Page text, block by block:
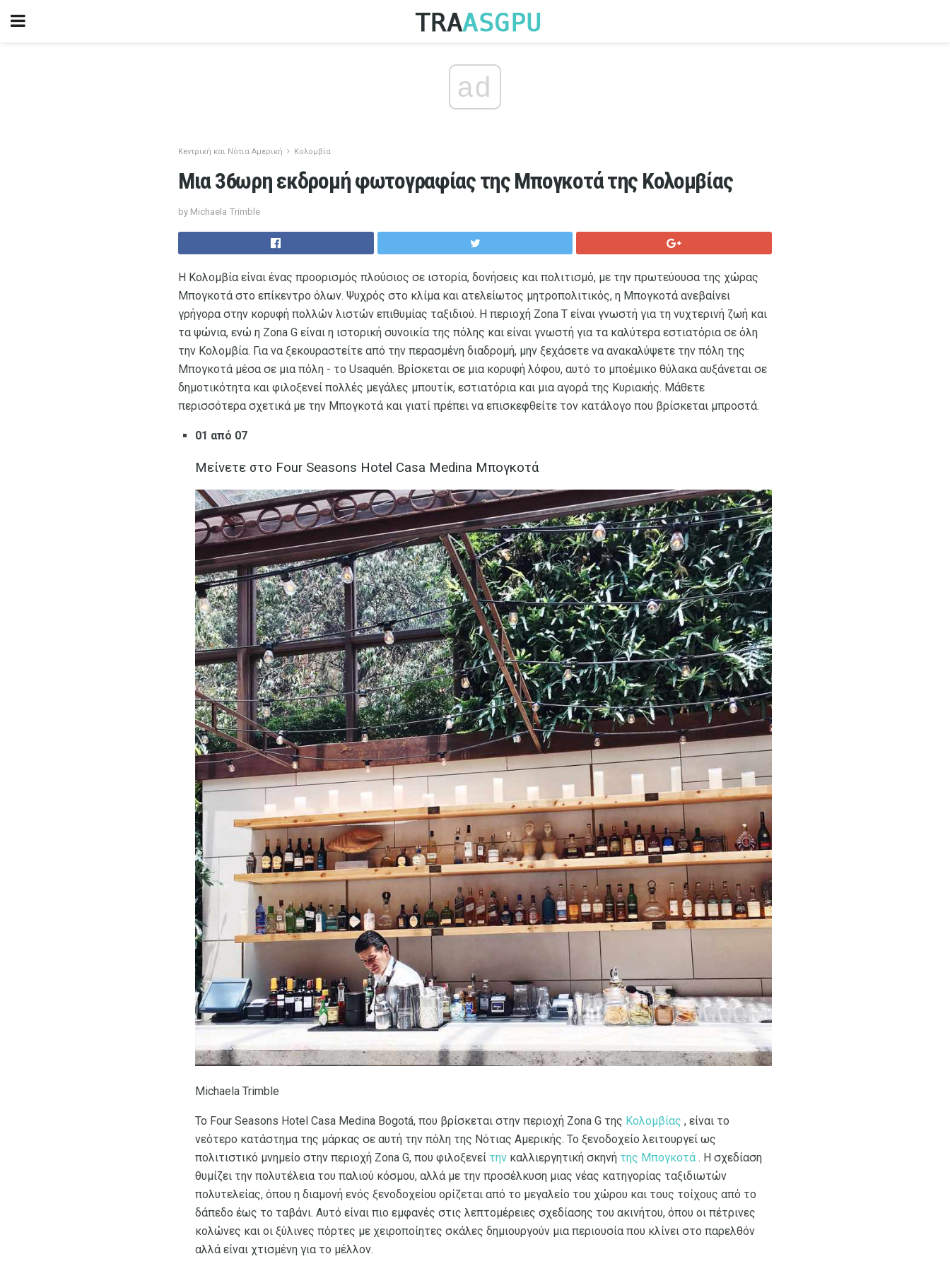
ad
Κεντρική και Νότια Αμερική Κολομβία
Μια 36ωρη εκδρομή φωτογραφίας της Μπογκοτά της Κολομβίας
by Michaela Trimble
Η Κολομβία είναι ένας προορισμός πλούσιος σε ιστορία, δονήσεις και πολιτισμό, με την πρωτεύουσα της χώρας
Μπογκοτά στο επίκεντρο όλων. Ψυχρός στο κλίμα και ατελείωτος μητροπολιτικός, η Μπογκοτά ανεβαίνει
γρήγορα στην κορυφή πολλών λιστών επιθυμίας ταξιδιού. Η περιοχή Zona T είναι γνωστή για τη νυχτερινή ζωή και
τα ψώνια, ενώ η Zona G είναι η ιστορική συνοικία της πόλης και είναι γνωστή για τα καλύτερα εστιατόρια σε όλη
την Κολομβία. Για να ξεκουραστείτε από την περασμένη διαδρομή, μην ξεχάσετε να ανακαλύψετε την πόλη της
Μπογκοτά μέσα σε μια πόλη - το Usaquén. Βρίσκεται σε μια κορυφή λόφου, αυτό το μποέμικο θύλακα αυξάνεται σε
δημοτικότητα και φιλοξενεί πολλές μεγάλες μπουτίκ, εστιατόρια και μια αγορά της Κυριακής. Μάθετε
περισσότερα σχετικά με την Μπογκοτά και γιατί πρέπει να επισκεφθείτε τον κατάλογο που βρίσκεται μπροστά.
01 από 07
Μείνετε στο Four Seasons Hotel Casa Medina Μπογκοτά
Michaela Trimble
Το Four Seasons Hotel Casa Medina Bogotá, που βρίσκεται στην περιοχή Zona G της Κολομβίας , είναι το
νεότερο κατάστημα της μάρκας σε αυτή την πόλη της Νότιας Αμερικής. Το ξενοδοχείο λειτουργεί ως
πολιτιστικό μνημείο στην περιοχή Zona G, που φιλοξενεί την καλλιεργητική σκηνή της Μπογκοτά . Η σχεδίαση
θυμίζει την πολυτέλεια του παλιού κόσμου, αλλά με την προσέλκυση μιας νέας κατηγορίας ταξιδιωτών
πολυτελείας, όπου η διαμονή ενός ξενοδοχείου ορίζεται από το μεγαλείο του χώρου και τους τοίχους από το
δάπεδο έως το ταβάνι. Αυτό είναι πιο εμφανές στις λεπτομέρειες σχεδίασης του ακινήτου, όπου οι πέτρινες
κολώνες και οι ξύλινες πόρτες με χειροποίητες σκάλες δημιουργούν μια περιουσία που κλίνει στο παρελθόν
αλλά είναι χτισμένη για το μέλλον.